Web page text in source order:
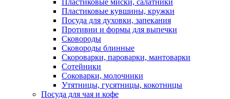
Пластиковые миски, салатники
Пластиковые кувшины, кружки
Посуда для духовки, запекания
Противни и формы для выпечки
Сковороды
Сковороды блинные
Скороварки, пароварки, мантоварки
Сотейники
Соковарки, молочники
Утятницы, гусятницы, кокотницы
Посуда для чая и кофе